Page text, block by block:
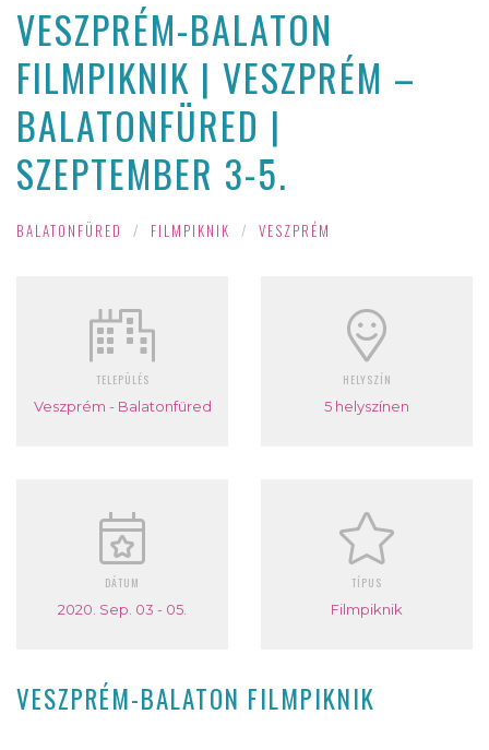
VESZPRÉM-BALATON
FILMPIKNIK | VESZPRÉM –
BALATONFÜRED |
SZEPTEMBER 3-5.
BALATONFÜRED / FILMPIKNIK / VESZPRÉM
TELEPÜLÉS
Veszprém - Balatonfüred
HELYSZÍN
5 helyszínen
DÁTUM
2020. Sep. 03 - 05.
TÍPUS
Filmpiknik
VESZPRÉM-BALATON FILMPIKNIK